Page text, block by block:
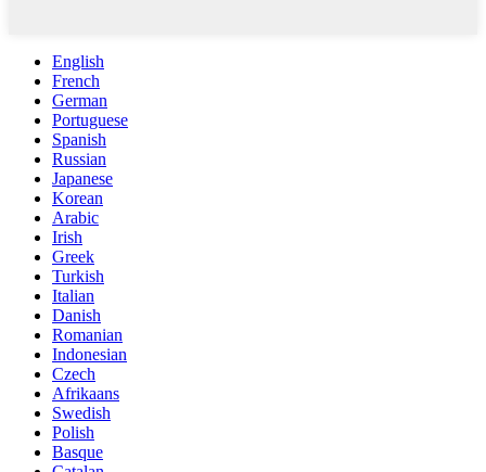
English
French
German
Portuguese
Spanish
Russian
Japanese
Korean
Arabic
Irish
Greek
Turkish
Italian
Danish
Romanian
Indonesian
Czech
Afrikaans
Swedish
Polish
Basque